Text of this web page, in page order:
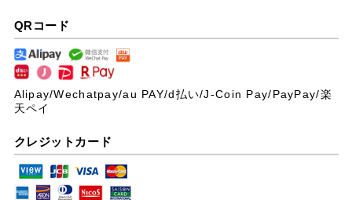
QRコード
Alipay/Wechatpay/au PAY/d払い/J-Coin Pay/PayPay/楽
天ペイ
クレジットカード